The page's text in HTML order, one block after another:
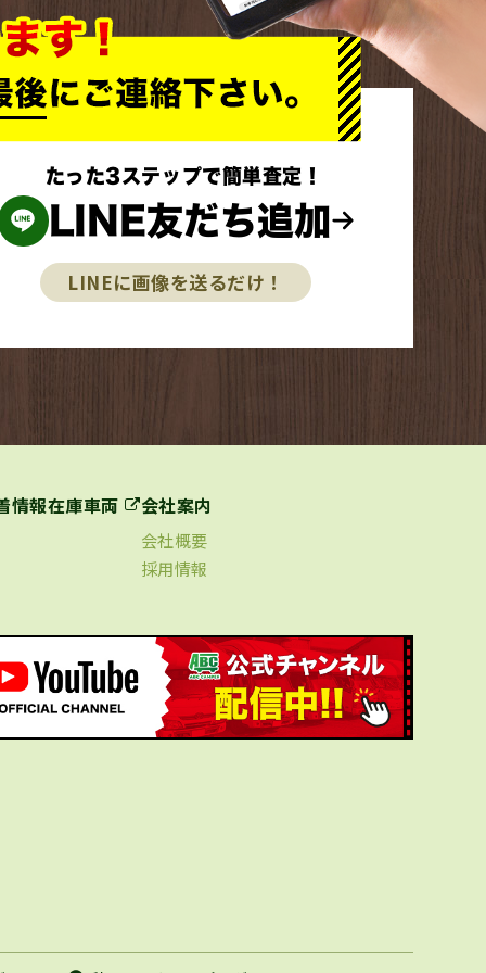
たった3ステップで簡単査定！
LINE友だち追加
LINEに画像を送るだけ！
情報在庫車両 会社案内
会社概要
採用情報